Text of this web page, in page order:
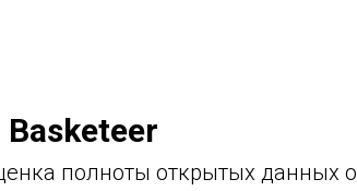
Basketeer
полноты открытых данных о